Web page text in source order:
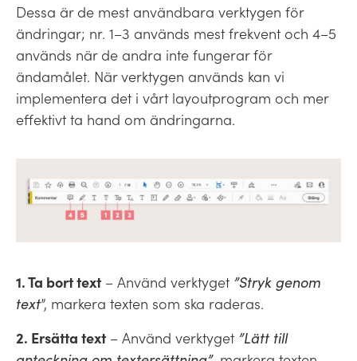
Dessa är de mest användbara verktygen för
ändringar; nr. 1–3 används mest frekvent och 4–5
används när de andra inte fungerar för
ändamålet. När verktygen används kan vi
implementera det i vårt layoutprogram och mer
effektivt ta hand om ändringarna.
1. Ta bort text– Använd verktyget ”Stryk genom
text”, markera texten som ska raderas.
2. Ersätta text– Använd verktyget ”Lätt till